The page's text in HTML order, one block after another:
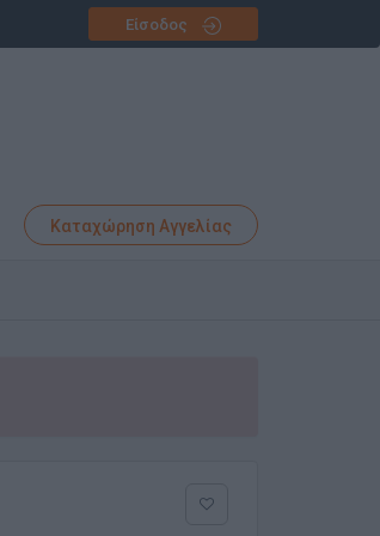
Είσοδος
Καταχώρηση Αγγελίας